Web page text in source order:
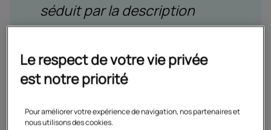
séduit par la description
complète que j’ai trouvée sur
le site Internet du Cned. Le
Cned étant qui plus est un
avec l’Éducation Nationale,
Le respect de votre vie privée
est notre priorité
Pour améliorer votre expérience de navigation, nos partenaires et
nous utilisons des cookies.